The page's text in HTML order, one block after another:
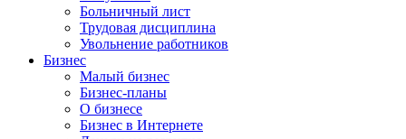
Больничный лист
Трудовая дисциплина
Увольнение работников
Бизнес
Малый бизнес
Бизнес-планы
О бизнесе
Бизнес в Интернете